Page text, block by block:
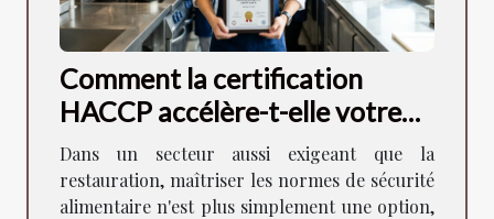
Comment la certification
HACCP accélère-t-elle votre
carrière en restauration ?
Dans un secteur aussi exigeant que la
restauration, maîtriser les normes de sécurité
alimentaire n'est plus simplement une option,